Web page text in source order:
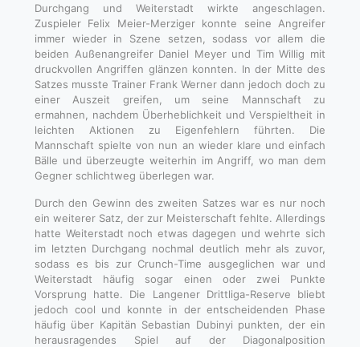
Durchgang und Weiterstadt wirkte angeschlagen.
Zuspieler Felix Meier-Merziger konnte seine Angreifer
immer wieder in Szene setzen, sodass vor allem die
beiden Außenangreifer Daniel Meyer und Tim Willig mit
druckvollen Angriffen glänzen konnten. In der Mitte des
Satzes musste Trainer Frank Werner dann jedoch doch zu
einer Auszeit greifen, um seine Mannschaft zu
ermahnen, nachdem Überheblichkeit und Verspieltheit in
leichten Aktionen zu Eigenfehlern führten. Die
Mannschaft spielte von nun an wieder klare und einfach
Bälle und überzeugte weiterhin im Angriff, wo man dem
Gegner schlichtweg überlegen war.
Durch den Gewinn des zweiten Satzes war es nur noch
ein weiterer Satz, der zur Meisterschaft fehlte. Allerdings
hatte Weiterstadt noch etwas dagegen und wehrte sich
im letzten Durchgang nochmal deutlich mehr als zuvor,
sodass es bis zur Crunch-Time ausgeglichen war und
Weiterstadt häufig sogar einen oder zwei Punkte
Vorsprung hatte. Die Langener Drittliga-Reserve bliebt
jedoch cool und konnte in der entscheidenden Phase
häufig über Kapitän Sebastian Dubinyi punkten, der ein
herausragendes Spiel auf der Diagonalposition